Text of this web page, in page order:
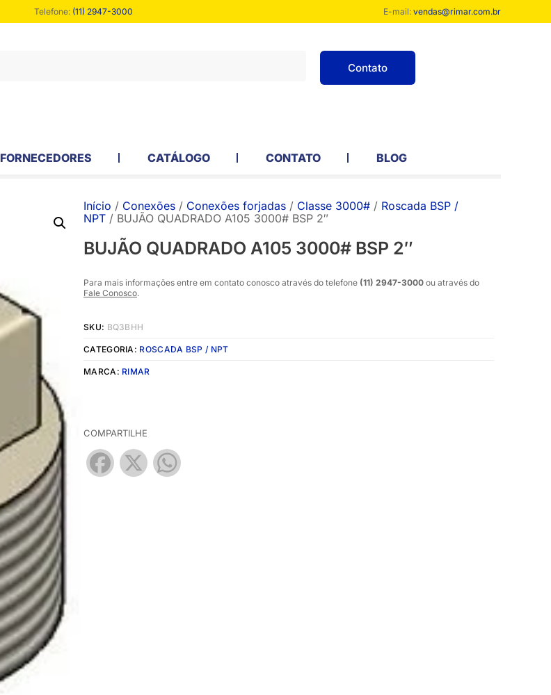
Telefone: (11) 2947-3000 E-mail: vendas@rimar.com.br
Contato
FORNECEDORES CATÁLOGO CONTATO BLOG
Início / Conexões / Conexões forjadas / Classe 3000# / Roscada BSP /
NPT / BUJÃO QUADRADO A105 3000# BSP 2″
BUJÃO QUADRADO A105 3000# BSP 2″
Para mais informações entre em contato conosco através do telefone (11) 2947-3000 ou através do
Fale Conosco.
SKU: BQ3BHH
CATEGORIA: ROSCADA BSP / NPT
MARCA: RIMAR
COMPARTILHE
Facebook
X